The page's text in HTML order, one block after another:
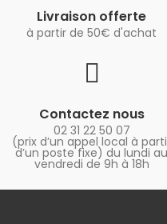
Livraison offerte
à partir de 50€ d'achat
Contactez nous
02 31 22 50 07
(prix d’un appel local à
d’un poste fixe) du lundi au
vendredi de 9h à 18h